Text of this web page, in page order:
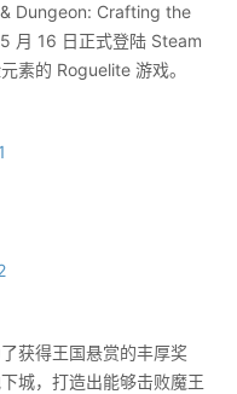
Dungeon: Crafting the
月 16 日正式登陆 Steam
素的 Roguelite 游戏。
获得王国悬赏的丰厚奖
城，打造出能够击败魔王